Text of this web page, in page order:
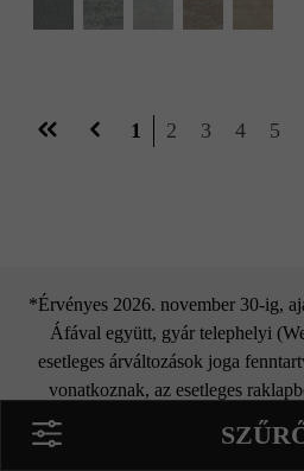
Oldal
1 Oldal
2 Oldal
3 Oldal
4 5
*Érvényes 2026. november 30-ig,
Áfával együtt, gyár telephelyi
esetleges árváltozások joga
vonatkoznak, az esetleges
kereskedőinknél. Az akciós árak
utolsó napjáig Weppersdorfból